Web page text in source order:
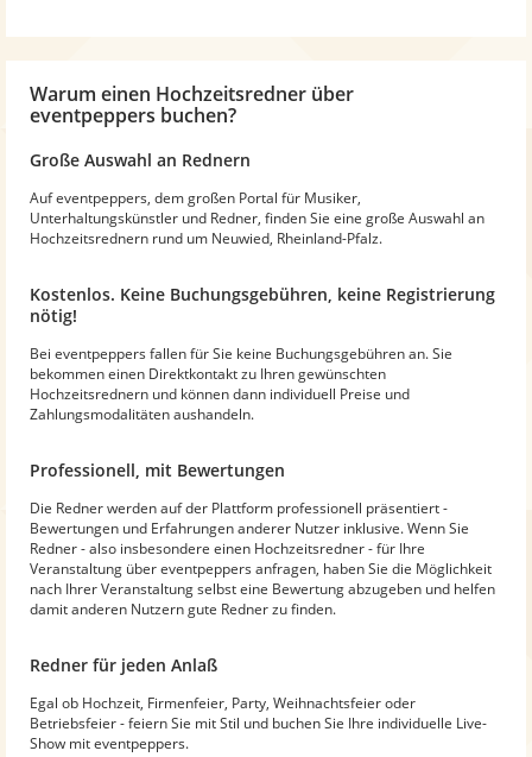
Warum einen Hochzeitsredner über
eventpeppers buchen?
Große Auswahl an Rednern
Auf eventpeppers, dem großen Portal für Musiker,
Unterhaltungskünstler und Redner, finden Sie eine große Auswahl an
Hochzeitsrednern rund um Neuwied, Rheinland-Pfalz.
Kostenlos. Keine Buchungsgebühren, keine Registrierung
nötig!
Bei eventpeppers fallen für Sie keine Buchungsgebühren an. Sie
bekommen einen Direktkontakt zu Ihren gewünschten
Hochzeitsrednern und können dann individuell Preise und
Zahlungsmodalitäten aushandeln.
Professionell, mit Bewertungen
Die Redner werden auf der Plattform professionell präsentiert -
Bewertungen und Erfahrungen anderer Nutzer inklusive. Wenn Sie
Redner - also insbesondere einen Hochzeitsredner - für Ihre
Veranstaltung über eventpeppers anfragen, haben Sie die Möglichkeit
nach Ihrer Veranstaltung selbst eine Bewertung abzugeben und helfen
damit anderen Nutzern gute Redner zu finden.
Redner für jeden Anlaß
Egal ob Hochzeit, Firmenfeier, Party, Weihnachtsfeier oder
Betriebsfeier - feiern Sie mit Stil und buchen Sie Ihre individuelle Live-
Show mit eventpeppers.